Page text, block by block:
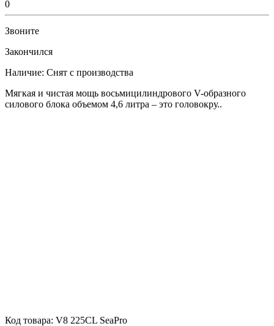
0
Звоните
Закончился
Наличие: Снят с производства
Мягкая и чистая мощь восьмицилиндрового V-образного
силового блока объемом 4,6 литра – это головокру..
Код товара: V8 225CL SeaPro